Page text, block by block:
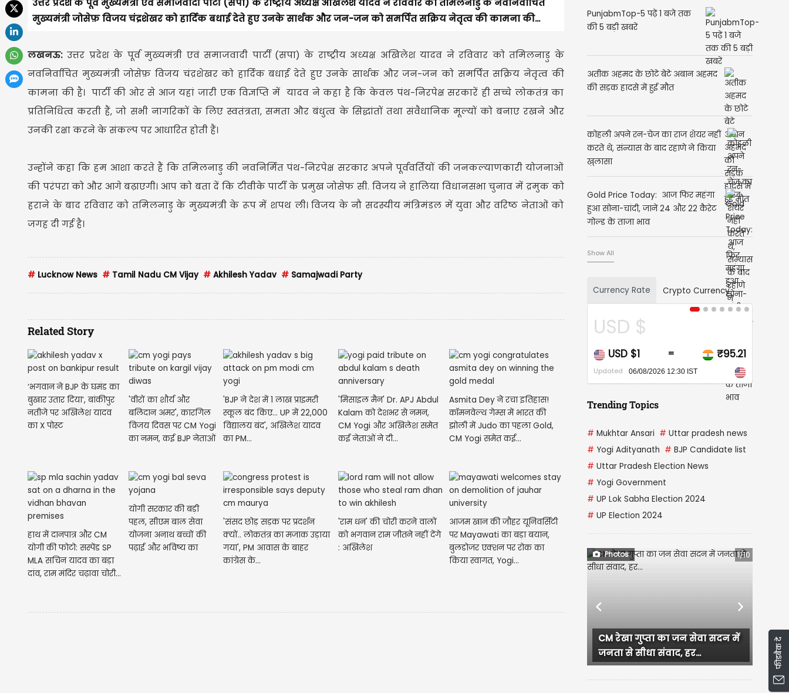
मुख्यमंत्री जोसेफ़ विजय चंद्रशेखर को हार्दिक बधाई देते हुए उनके सार्थक और जन-जन को समर्पित सक्रिय नेतृत्व की कामना की...
लखनऊ:उत्तर प्रदेश के पूर्व मुख्यमंत्री एवं समाजवादी पार्टी (सपा) के राष्ट्रीय अध्यक्ष अखिलेश यादव ने रविवार को तमिलनाडु के
नवनिर्वाचित मुख्यमंत्री जोसेफ़ विजय चंद्रशेखर को हार्दिक बधाई देते हुए उनके सार्थक और जन-जन को समर्पित सक्रिय नेतृत्व की
कामना की है। पार्टी की ओर से आज यहां जारी एक विज्ञप्ति में यादव ने कहा है कि केवल पंथ-निरपेक्ष सरकारें ही सच्चे लोकतंत्र का
प्रतिनिधित्व करती हैं, जो सभी नागरिकों के लिए स्वतंत्रता, समता और बंधुत्व के सिद्धांतों तथा संवैधानिक मूल्यों को बनाए रखने और
उनकी रक्षा करने के संकल्प पर आधारित होती हैं।
उन्होंने कहा कि हम आशा करते हैं कि तमिलनाडु की नवनिर्मित पंथ-निरपेक्ष सरकार अपने पूर्ववर्तियों की जनकल्याणकारी योजनाओं
की परंपरा को और आगे बढ़ाएगी। आप को बता दें कि टीवीके पार्टी के प्रमुख जोसेफ सी. विजय ने हालिया विधानसभा चुनाव में द्रमुक को
हराने के बाद रविवार को तमिलनाडु के मुख्यमंत्री के रूप में शपथ ली। विजय के नौ सदस्यीय मंत्रिमंडल में युवा और वरिष्ठ नेताओं को
जगह दी गई है।
# Lucknow News # Tamil Nadu CM Vijay # Akhilesh Yadav # Samajwadi Party
Related Story
‘भगवान ने BJP के घमंड का
बुखार उतार दिया’, बांकीपुर
नतीजे पर अखिलेश यादव
का X पोस्ट
'वीरों का शौर्य और
बलिदान अमर', कारगिल
विजय दिवस पर CM Yogi
का नमन, कई BJP नेताओं
'BJP ने देश में 1 लाख प्राइमरी
स्कूल बंद किए... UP में 22,000
विद्यालय बंद', अखिलेश यादव
का PM...
'मिसाइल मैन' Dr. APJ Abdul
Kalam को देशभर से नमन,
CM Yogi और अखिलेश समेत
कई नेताओं ने दी...
Asmita Dey ने रचा इतिहास!
कॉमनवेल्थ गेम्स में भारत की
झोली में Judo का पहला Gold,
CM Yogi समेत कई...
हाथ में दानपात्र और CM
योगी की फोटो: सस्पेंड SP
MLA सचिन यादव का बड़ा
दांव, राम मंदिर चढ़ावा चोरी...
योगी सरकार की बड़ी
पहल, सीएम बाल सेवा
योजना अनाथ बच्चों की
पढ़ाई और भविष्य का
'संसद छोड़ सड़क पर प्रदर्शन
क्यों.. लोकतंत्र का मजाक उड़ाया
गया', PM आवास के बाहर
कांग्रेस के...
'राम धन' की चोरी करने वालों
को भगवान राम जीतने नहीं देंगे
: अखिलेश
आजम खान की जौहर यूनिवर्सिटी
पर Mayawati का बड़ा बयान,
बुलडोजर एक्शन पर रोक का
किया स्वागत, Yogi...
PunjabmTop-5 पढ़ें 1 बजे तक
की 5 बड़ी खबरें
अतीक अहमद के छोटे बेटे अबान अहमद
की सड़क हादसे में हुई मौत
कोहली अपने रन-चेज का राज शेयर नहीं
करते थे, संन्यास के बाद रहाणे ने किया
खुलासा
Gold Price Today: आज फिर महंगा
हुआ सोना-चांदी, जानें 24 और 22 कैरेट
गोल्ड के ताजा भाव
Show All
Currency Rate Crypto Currency
USD $
USD $1 = ₹95.21
Updated 06/08/2026 12:30 IST
CAD $1
Updated 06/08/2026 12:30
Trending Topics
# Mukhtar Ansari # Uttar pradesh news
# Yogi Adityanath # BJP Candidate list
# Uttar Pradesh Election News
# Yogi Government
# UP Lok Sabha Election 2024
# UP Election 2024
Photos 1/10
CM रेखा गुप्ता का जन सेवा सदन में
जनता से सीधा संवाद, हर...
दिल्ली लक्ष्मी योजना
धमाकेदार शुरुआत,
Previous Next
फीडबैक दें